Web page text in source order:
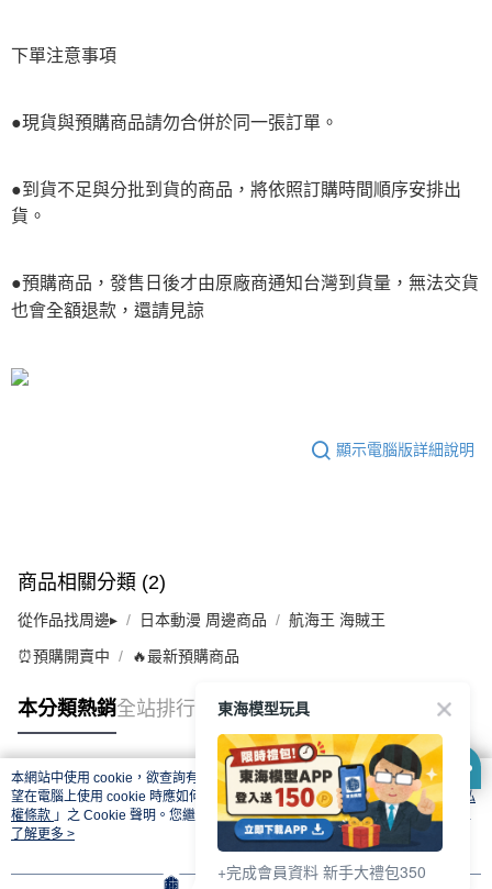
下單注意事項
●現貨與預購商品請勿合併於同一張訂單。
●到貨不足與分批到貨的商品，將依照訂購時間順序安排出
貨。
●預購商品，發售日後才由原廠商通知台灣到貨量，無法交貨
也會全額退款，還請見諒
顯示電腦版詳細說明
商品相關分類 (2)
從作品找周邊▸ 日本動漫 周邊商品 航海王 海賊王
⏰預購開賣中 🔥最新預購商品
本分類熱銷全站排行
熱門標籤
本網站中使用 cookie，欲查詢有關本網站使用 cookie 方式之詳情，及若您不希
望在電腦上使用 cookie 時應如何變更電腦的 cookie 設定，請參閱本網站「
隱私
權條款 」之 Cookie 聲明。您繼續使用本網站即表示您同意本公司得按本網站使
用條款之 Cookie 聲明使用 cookie。
了解更多 >
東海模型玩具
+完成會員資料 新手大禮包350